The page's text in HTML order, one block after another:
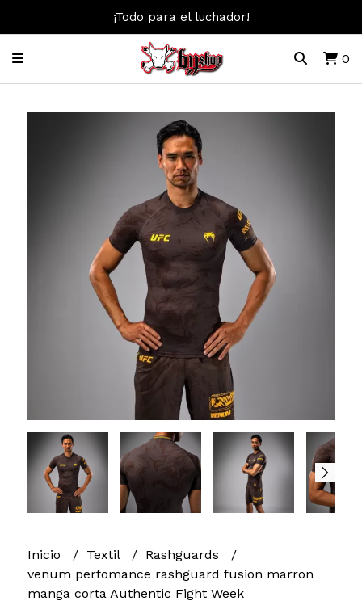
¡Todo para el luchador!
0
Inicio Textil
Rashguards
venum perfomance rashguard fusion marron
manga corta Authentic Fight Week